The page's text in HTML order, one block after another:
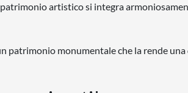
artistico si integra
patrimonio monumentale che la rende